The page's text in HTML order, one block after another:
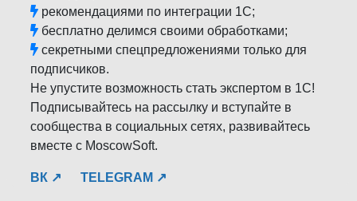
рекомендациями по интеграции 1С;
бесплатно делимся своими обработками;
секретными спецпредложениями только для
подписчиков.
Не упустите возможность стать экспертом в 1С!
Подписывайтесь на рассылку и вступайте в
сообщества в социальных сетях, развивайтесь
вместе с MoscowSoft.
ВК ↗ TELEGRAM ↗